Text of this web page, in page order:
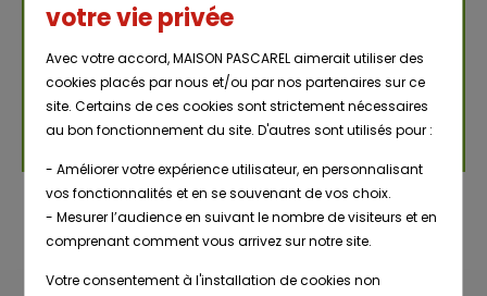
votre vie privée
Avec votre accord, MAISON PASCAREL aimerait utiliser des
cookies placés par nous et/ou par nos partenaires sur ce
site. Certains de ces cookies sont strictement nécessaires
au bon fonctionnement du site. D'autres sont utilisés pour :
- Améliorer votre expérience utilisateur, en personnalisant
vos fonctionnalités et en se souvenant de vos choix.
- Mesurer l’audience en suivant le nombre de visiteurs et en
comprenant comment vous arrivez sur notre site.
Votre consentement à l'installation de cookies non